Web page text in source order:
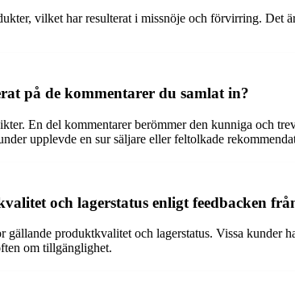
vilket har resulterat i missnöje och förvirring. Det
på de kommentarer du samlat in?
En del kommentarer berömmer den kunniga och
upplevde en sur säljare eller feltolkade
och lagerstatus enligt feedbacken
produktkvalitet och lagerstatus. Vissa kunder
om tillgänglighet.